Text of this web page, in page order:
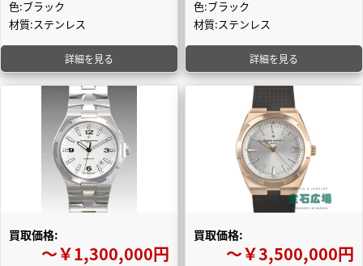
色:ブラック
材質:ステンレス
詳細を見る
色:ブラック
材質:ステンレス
詳細を見る
買取価格:
〜￥1,300,000円
買取価格:
〜￥3,500,000円